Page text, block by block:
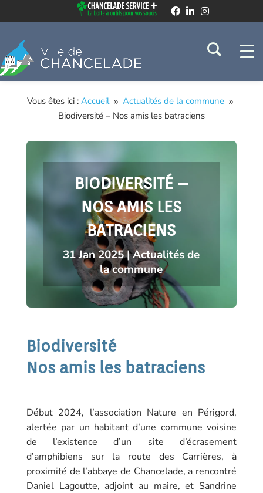
Vous êtes ici :Accueil 9 Actualités de la commune 9
Biodiversité – Nos amis les batraciens
BIODIVERSITÉ –
NOS AMIS LES
BATRACIENS
31 Jan 2025|Actualités de
la commune
Biodiversité
Nos amis les batraciens
Début 2024, l’association Nature en Périgord,
alertée par un habitant d’une commune voisine
de l’existence d’un site d’écrasement
d’amphibiens sur la route des Carrières, à
proximité de l’abbaye de Chancelade, a rencontré
Daniel Lagoutte, adjoint au maire, et Sandrine